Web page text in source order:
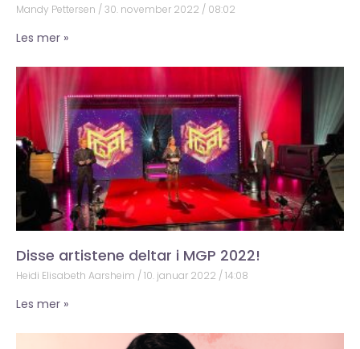
Mandy Pettersen 30. november 2022 08:02
Les mer »
Disse artistene deltar i MGP 2022!
Heidi Elisabeth Aarsheim 10. januar 2022 14:08
Les mer »